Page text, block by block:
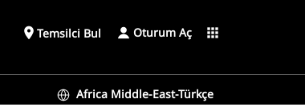
place Temsilci Bul Oturum Aç apps
Africa Middle-East-Türkçe